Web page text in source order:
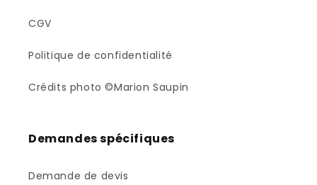
CGV
Politique de confidentialité
Crédits photo ©Marion Saupin
Demandes spécifiques
Demande de devis